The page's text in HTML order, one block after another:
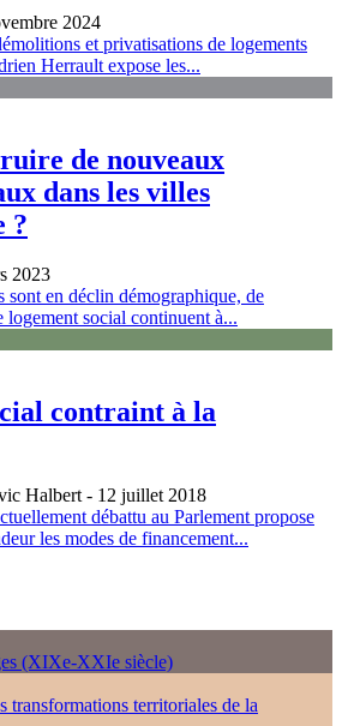
2024
et privatisations de logements
Herrault expose les...
de nouveaux
dans les villes
?
2023
sont en déclin démographique, de
logement social continuent à...
contraint à la
Halbert - 12 juillet 2018
débattu au Parlement propose
les modes de financement...
(XIXe-XXIe siècle)
transformations territoriales de la